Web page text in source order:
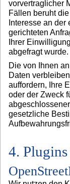
vorvertraglicher
Fällen beruht
Interesse an
gerichteten
Ihrer
abgefragt wurde.
Die von Ihnen
Daten
auffordern, Ihre
oder der Zweck
gesetzliche
4.